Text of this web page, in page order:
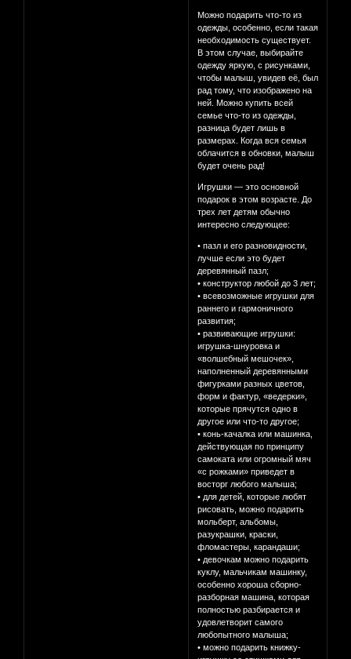
Можно подарить что-то из
одежды, особенно, если такая
необходимость существует.
В этом случае, выбирайте
одежду яркую, с рисунками,
чтобы малыш, увидев её, был
рад тому, что изображено на
ней. Можно купить всей
семье что-то из одежды,
разница будет лишь в
размерах. Когда вся семья
облачится в обновки, малыш
будет очень рад!
Игрушки — это основной
подарок в этом возрасте. До
трех лет детям обычно
интересно следующее:
• пазл и его разновидности,
лучше если это будет
деревянный пазл;
• конструктор любой до 3 лет;
• всевозможные игрушки для
раннего и гармоничного
развития;
• развивающие игрушки:
игрушка-шнуровка и
«волшебный мешочек»,
наполненный деревянными
фигурками разных цветов,
форм и фактур, «ведерки»,
которые прячутся одно в
другое или что-то другое;
• конь-качалка или машинка,
действующая по принципу
самоката или огромный мяч
«с рожками» приведет в
восторг любого малыша;
• для детей, которые любят
рисовать, можно подарить
мольберт, альбомы,
разукрашки, краски,
фломастеры, карандаши;
• девочкам можно подарить
куклу, мальчикам машинку,
особенно хороша сборно-
разборная машина, которая
полностью разбирается и
удовлетворит самого
любопытного малыша;
• можно подарить книжку-